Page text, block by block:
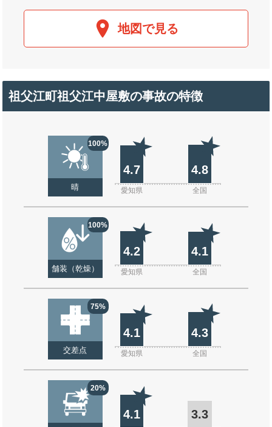
地図で見る
祖父江町祖父江中屋敷の事故の特徴
100%
晴
4.7 4.8
愛知県 全国
100%
舗装（乾燥）
4.2 4.1
愛知県 全国
75%
交差点
4.1 4.3
愛知県 全国
20%
4.1 3.3